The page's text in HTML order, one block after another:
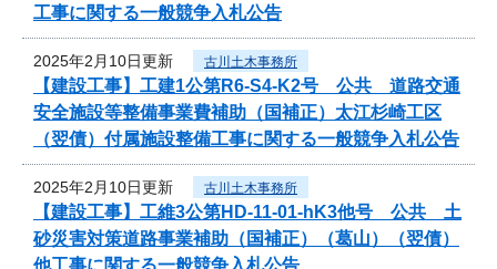
工事に関する一般競争入札公告
2025年2月10日更新 古川土木事務所
【建設工事】工建1公第R6-S4-K2号 公共 道路交通
安全施設等整備事業費補助（国補正）太江杉崎工区
（翌債）付属施設整備工事に関する一般競争入札公告
2025年2月10日更新 古川土木事務所
【建設工事】工維3公第HD-11-01-hK3他号 公共 土
砂災害対策道路事業補助（国補正）（葛山）（翌債）
他工事に関する一般競争入札公告